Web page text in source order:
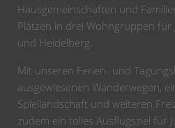
Hausgemeinschaften und
Plätzen in drei Wohngruppen für
und Heidelberg.
Mit unseren Ferien- und
ausgewiesenen Wanderwegen,
Spiellandschaft und weiteren
zudem ein tolles Ausflugsziel für